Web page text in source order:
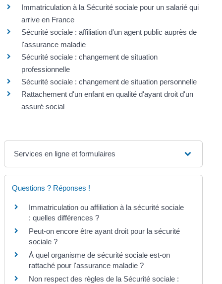
Immatriculation à la Sécurité sociale pour un salarié qui
arrive en France
Sécurité sociale : affiliation d'un agent public auprès de
l'assurance maladie
Sécurité sociale : changement de situation
professionnelle
Sécurité sociale : changement de situation personnelle
Rattachement d'un enfant en qualité d'ayant droit d'un
assuré social
Services en ligne et formulaires
Questions ? Réponses !
Immatriculation ou affiliation à la sécurité sociale
: quelles différences ?
Peut-on encore être ayant droit pour la sécurité
sociale ?
À quel organisme de sécurité sociale est-on
rattaché pour l'assurance maladie ?
Non respect des règles de la Sécurité sociale :